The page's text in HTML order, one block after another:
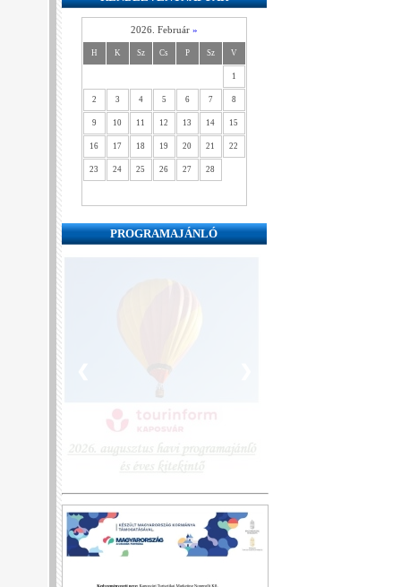
2026. Február »
H K Sz Cs P Sz V
1
2 3 4 5 6 7 8
9 10 11 12 13 14 15
16 17 18 19 20 21 22
23 24 25 26 27 28
PROGRAMAJÁNLÓ